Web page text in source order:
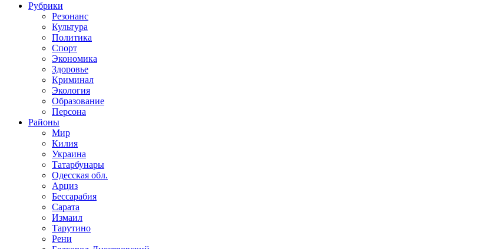
Рубрики
Резонанс
Культура
Политика
Спорт
Экономика
Здоровье
Криминал
Экология
Образование
Персона
Районы
Мир
Килия
Украина
Татарбунары
Одесская обл.
Арциз
Бессарабия
Сарата
Измаил
Тарутино
Рени